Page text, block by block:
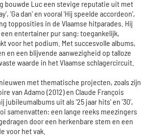
bouwde Luc een stevige reputatie uit met
'Ga dan' en vooral 'Hij speelde accordeon',
topposities in de Vlaamse hitparades. Hij
entertainer pur sang: toegankelijk,
voor het podium. Met succesvolle albums,
en een blijvende aanwezigheid op talloze
waarde in het Vlaamse schlagercircuit.
met thematische projecten, zoals zijn
van Adamo (2012) en Claude François
jubileumalbums uit als '25 jaar hits' en '30',
samenvatten: een lange reeks meezingers
door een herkenbare stem en een
voor het vak.